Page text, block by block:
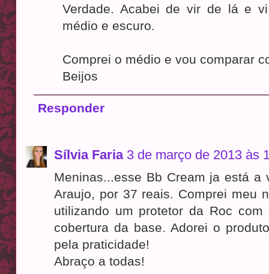
Verdade. Acabei de vir de lá e
médio e escuro.
Comprei o médio e vou comparar
Beijos
Responder
Sílvia Faria 3 de março de 2013 às
Meninas...esse Bb Cream ja está a
Araujo, por 37 reais. Comprei meu
utilizando um protetor da Roc
cobertura da base. Adorei o
pela praticidade!
Abraço a todas!